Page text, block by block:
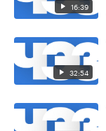
16:39
32:54